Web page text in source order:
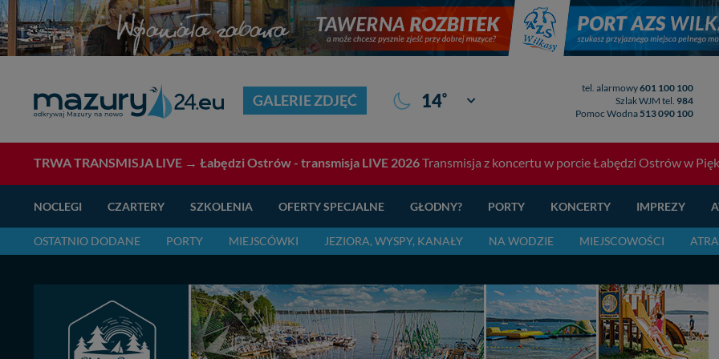
GALERIE ZDJĘĆ 14° Giżycko
tel. alarmowy601 100 100
Szlak WJM tel. 984
Pomoc Wodna 513 090 100
TRWA TRANSMISJA LIVE → Łabędzi Ostrów - transmisja LIVE 2026Transmisja z koncertu w porcie Łabędzi Ostrów w
NOCLEGI CZARTERY SZKOLENIA OFERTY SPECJALNE GŁODNY? PORTY KONCERTY IMPREZY
OSTATNIO DODANE PORTY MIEJSCÓWKI JEZIORA, WYSPY, KANAŁY NA WODZIE MIEJSCOWOŚCI